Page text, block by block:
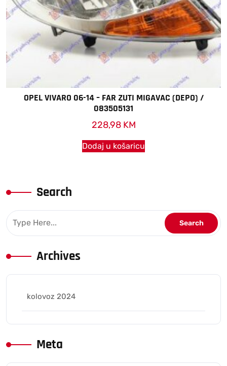
OPEL VIVARO 06-14 – FAR ZUTI MIGAVAC (DEPO) /
083505131
228,98 KM
Dodaj u košaricu
Search
Archives
kolovoz 2024
Meta